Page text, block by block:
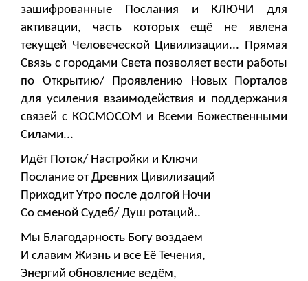
зашифрованные Послания и КЛЮЧИ для
активации, часть которых ещё не явлена
текущей Человеческой Цивилизации... Прямая
Связь с городами Света позволяет вести работы
по Открытию/ Проявлению Новых Порталов
для усиления взаимодействия и поддержания
связей с КОСМОСОМ и Всеми Божественными
Силами...
Идёт Поток/ Настройки и Ключи
Послание от Древних Цивилизаций
Приходит Утро после долгой Ночи
Со сменой Судеб/ Душ ротаций..
Мы Благодарность Богу воздаем
И славим Жизнь и все Её Течения,
Энергий обновление ведём,